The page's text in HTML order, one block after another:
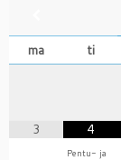
ma ti
3 4
Pentu- ja